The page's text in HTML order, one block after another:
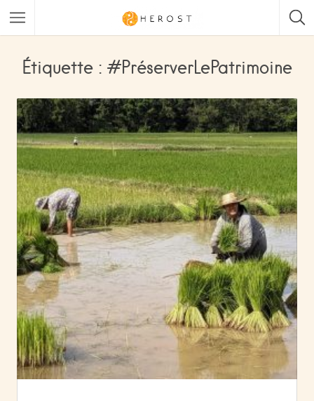
Étiquette : #PréserverLePatrimoine